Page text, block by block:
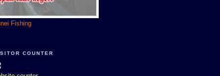
Fishing
COUNTER